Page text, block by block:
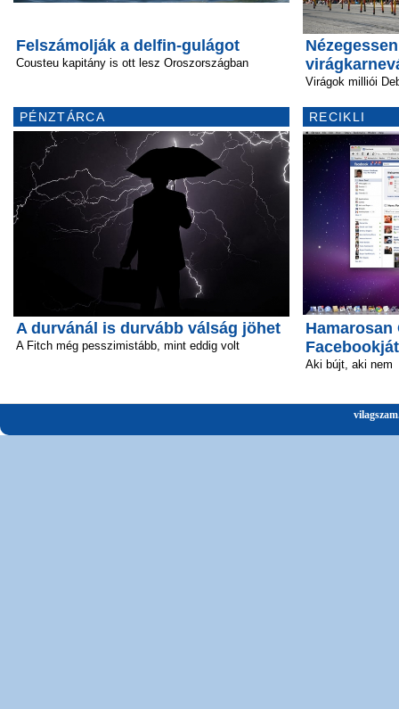
Felszámolják a delfin-gulágot
Cousteu kapitány is ott lesz Oroszországban
PÉNZTÁRCA
A durvánál is durvább válság jöhet
A Fitch még pesszimistább, mint eddig volt
Virágok milliói
RECIKLI
Aki bújt, aki nem